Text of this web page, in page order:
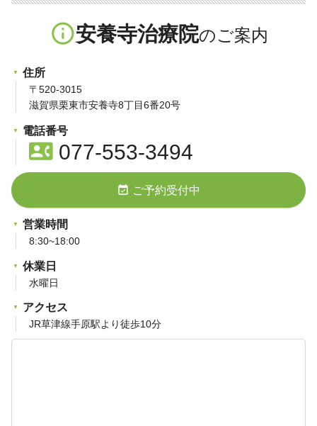
info_outline安養寺治療院
住所
〒520-3015
滋賀県栗東市安養寺8丁目6番20号
電話番号
contact_phone077-553-3494
event_available ご予約受付中
営業時間
8:30~18:00
休業日
水曜日
アクセス
JR草津線手原駅より徒歩10分